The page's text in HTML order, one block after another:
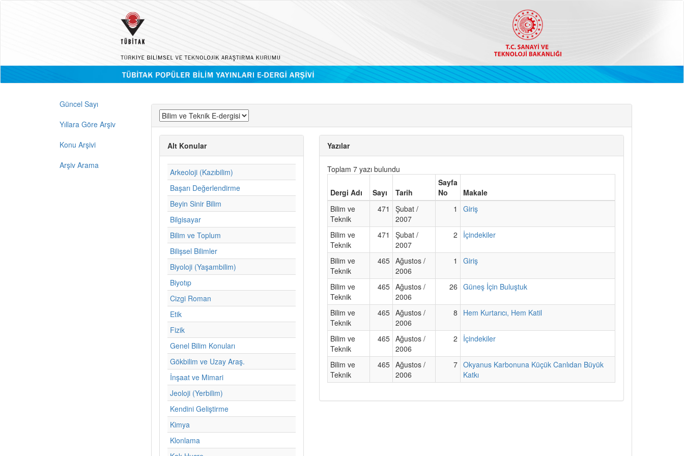
Güncel Sayı
Yıllara Göre Arşiv
Konu Arşivi
Arşiv Arama
Alt Konular
Arkeoloji (Kazıbilim)
Başarı Değerlendirme
Beyin Sinir Bilim
Bilgisayar
Bilim ve Toplum
Bilişsel Bilimler
Biyoloji (Yaşambilim)
Biyotıp
Cizgi Roman
Etik
Fizik
Genel Bilim Konuları
Gökbilim ve Uzay Araş.
İnşaat ve Mimari
Jeoloji (Yerbilim)
Kendini Geliştirme
Kimya
Klonlama
Yazılar
Toplam 7 yazı bulundu
Dergi Adı Sayı Tarih
Sayfa
No
Makale
Bilim ve
Teknik
471
Şubat /
2007
1 Giriş
Bilim ve
Teknik
471
Şubat /
2007
2 İçindekiler
Bilim ve
Teknik
465 Ağustos /
2006
1 Giriş
Bilim ve
Teknik
465 Ağustos /
2006
26 Güneş İçin Buluştuk
Bilim ve
Teknik
465 Ağustos /
2006
8 Hem Kurtarıcı, Hem Katil
Bilim ve
Teknik
465 Ağustos /
2006
2 İçindekiler
Bilim ve
Teknik
465 Ağustos /
2006
7 Okyanus Karbonuna Küçük Canlıdan Büyük
Katkı